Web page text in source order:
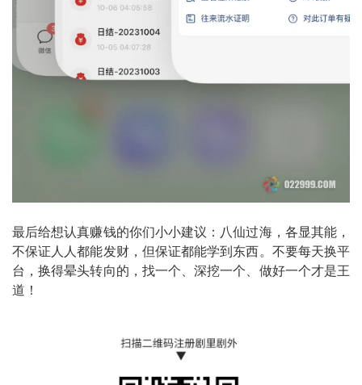
最后给想认真赚钱的你们小小建议：八仙过海，各显其能，
不保证人人都能发财，但保证都能学到东西。不要每天换平
台，换得晕头转向的，找一个、深挖一个、做好一个才是王
道！